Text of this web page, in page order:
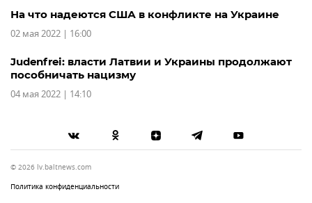
На что надеются США в конфликте на Украине
02 мая 2022 | 16:00
Judenfrei: власти Латвии и Украины продолжают
пособничать нацизму
04 мая 2022 | 14:10
© 2026 lv.baltnews.com
Политика конфиденциальности